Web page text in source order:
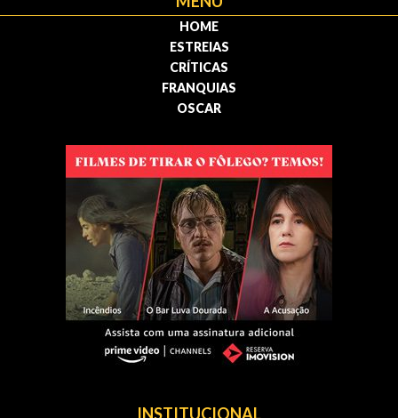
HOME
ESTREIAS
CRÍTICAS
FRANQUIAS
OSCAR
INSTITUCIONAL